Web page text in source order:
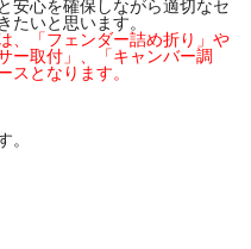
安心を確保しながら適切なセ
たいと思います。
、「フェンダー詰め折り」や
ー取付」、「キャンバー調
スとなります。
。